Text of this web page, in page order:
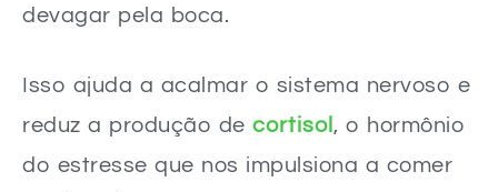
devagar pela boca.
Isso ajuda a acalmar o sistema nervoso e
reduz a produção de cortisol , o hormônio
do estresse que nos impulsiona a comer